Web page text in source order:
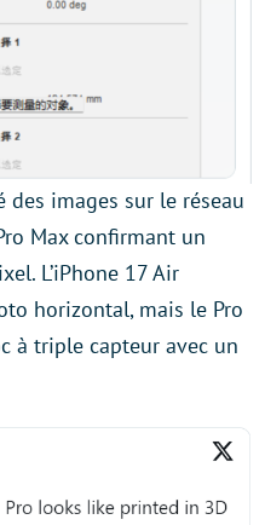
images sur le réseau
Max confirmant un
L’iPhone 17 Air
horizontal, mais le Pro
à triple capteur avec un